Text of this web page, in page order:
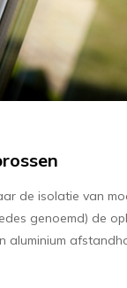
de isolatie van
genoemd) de
aluminium